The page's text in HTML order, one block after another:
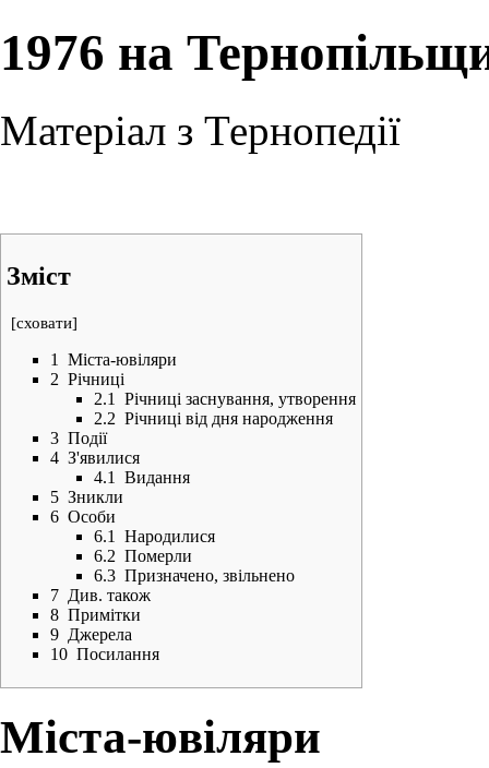
1976 на
Матеріал з Тернопедії
Зміст
[сховати]
1
Міста-ювіляри
2 Річниці
2.1
Річниці заснування, утворення
2.2 Річниці від дня народження
3 Події
4 З'явилися
4.1
Видання
5 Зникли
6 Особи
6.1
Народилися
6.2 Померли
6.3 Призначено, звільнено
7 Див. також
8 Примітки
9 Джерела
10 Посилання
Міста-ювіляри